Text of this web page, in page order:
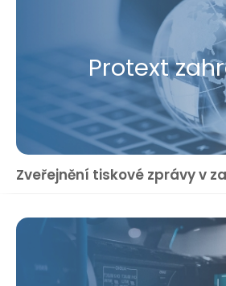
Protext
Zveřejnění tiskové zprávy v